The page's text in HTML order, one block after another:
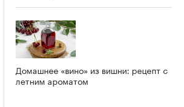
Домашнее «вино» из вишни: рецепт с
летним ароматом